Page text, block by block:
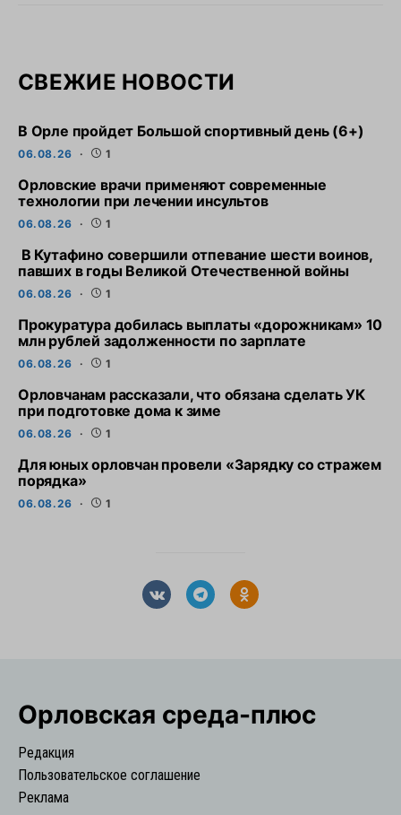
СВЕЖИЕ НОВОСТИ
В Орле пройдет Большой спортивный день (6+)
06.08.26 1
Орловские врачи применяют современные
технологии при лечении инсультов
06.08.26 1
В Кутафино совершили отпевание шести воинов,
павших в годы Великой Отечественной войны
06.08.26 1
Прокуратура добилась выплаты «дорожникам» 10
млн рублей задолженности по зарплате
06.08.26 1
Орловчанам рассказали, что обязана сделать УК
при подготовке дома к зиме
06.08.26 1
Для юных орловчан провели «Зарядку со стражем
порядка»
06.08.26 1
Орловская cреда-плюс
Редакция
Пользовательское соглашение
Реклама